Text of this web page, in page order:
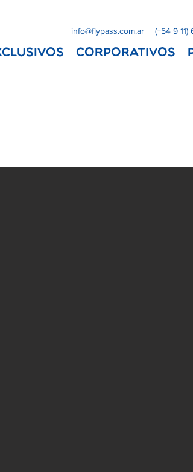
info@flypass.com.ar (+54 9
Corporativos